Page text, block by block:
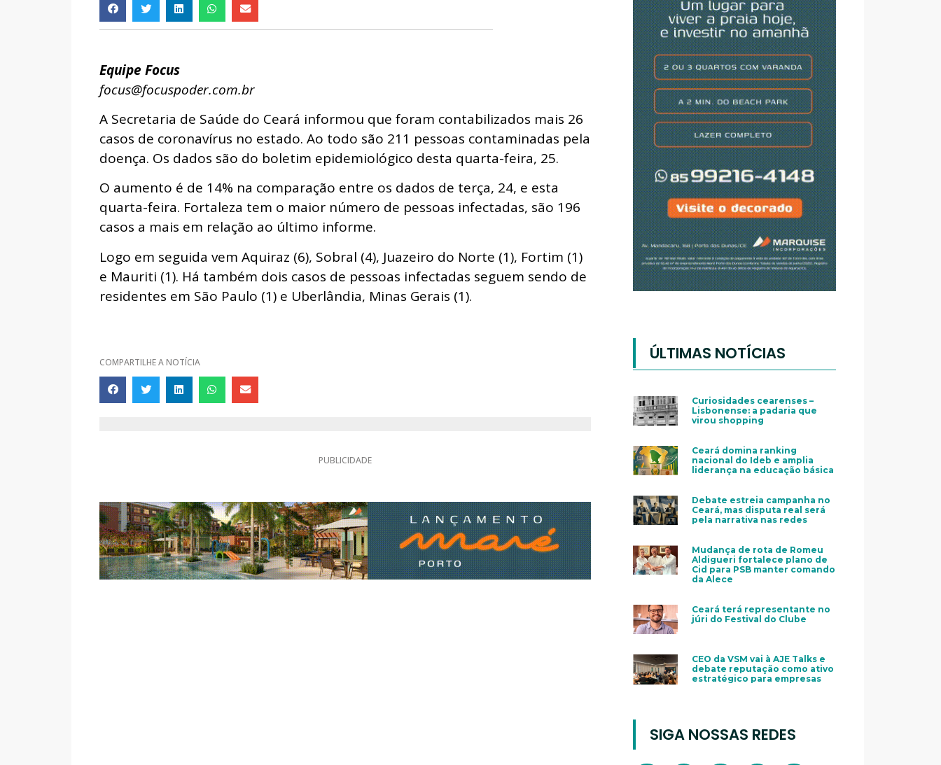
Equipe Focus
focus@focuspoder.com.br
A Secretaria de Saúde do Ceará informou que foram contabilizados mais 26
casos de coronavírus no estado. Ao todo são 211 pessoas contaminadas pela
doença. Os dados são do boletim epidemiológico desta quarta-feira, 25.
O aumento é de 14% na comparação entre os dados de terça, 24, e esta
quarta-feira. Fortaleza tem o maior número de pessoas infectadas, são 196
casos a mais em relação ao último informe.
Logo em seguida vem Aquiraz (6), Sobral (4), Juazeiro do Norte (1), Fortim (1)
e Mauriti (1). Há também dois casos de pessoas infectadas seguem sendo de
residentes em São Paulo (1) e Uberlândia, Minas Gerais (1).
COMPARTILHE A NOTÍCIA
PUBLICIDADE
ÚLTIMAS NOTÍCIAS
Curiosidades cearenses –
Lisbonense: a padaria que
virou shopping
Ceará domina ranking
nacional do Ideb e amplia
liderança na educação básica
Debate estreia campanha no
Ceará, mas disputa real será
pela narrativa nas redes
Mudança de rota de Romeu
Aldigueri fortalece plano de
Cid para PSB manter comando
da Alece
Ceará terá representante no
júri do Festival do Clube
CEO da VSM vai à AJE Talks e
debate reputação como ativo
estratégico para empresas
SIGA NOSSAS REDES